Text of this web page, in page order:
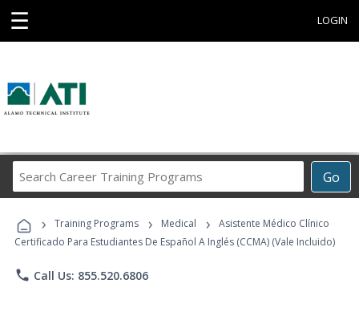
☰ LOGIN
Go
Career
Programs
› Training Programs › Medical ›
Asistente Médico Clínico
Certificado Para Estudiantes De Español A Inglés (CCMA) (Vale Incluido)
phone Call Us: 855.520.6806